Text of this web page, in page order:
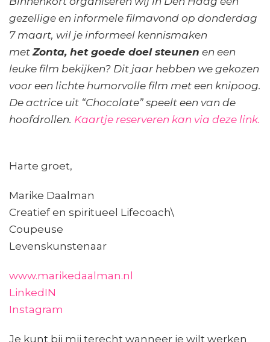
gezellige en informele filmavond op donderdag
7 maart, wil je informeel kennismaken
metZonta, het goede doel steunen en een
leuke film bekijken? Dit jaar hebben we gekozen
voor een lichte humorvolle film met een knipoog.
De actrice uit “Chocolate” speelt een van de
hoofdrollen. Kaartje reserveren kan via deze link.
Harte groet,
Marike Daalman
Creatief en spiritueel Lifecoach\
Coupeuse
Levenskunstenaar
www.marikedaalman.nl
LinkedIN
Instagram
Je kunt bij mij terecht wanneer je wilt werken